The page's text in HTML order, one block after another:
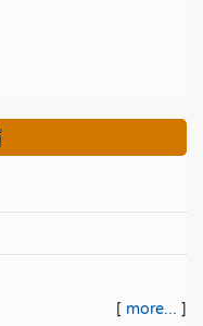
[ more... ]